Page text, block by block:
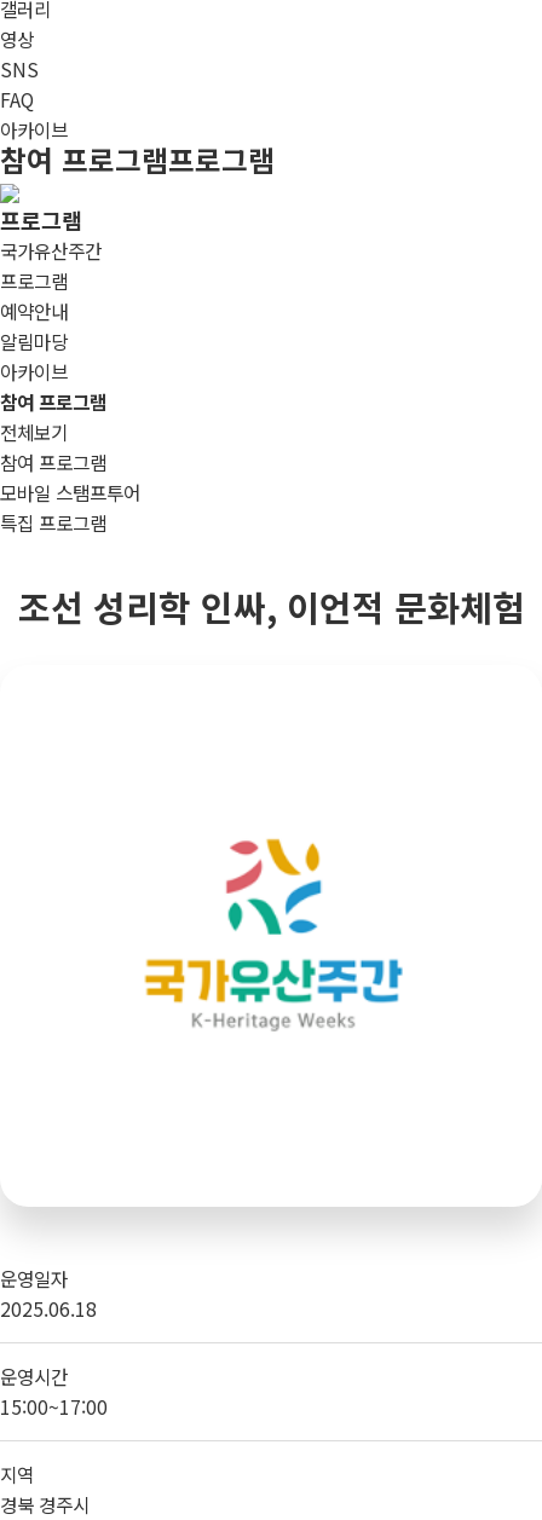
갤러리
영상
SNS
FAQ
아카이브
참여 프로그램프로그램
프로그램
국가유산주간
프로그램
예약안내
알림마당
아카이브
참여 프로그램
전체보기
참여 프로그램
모바일 스탬프투어
특집 프로그램
조선 성리학 인싸, 이언적 문화체험
운영일자
2025.06.18
운영시간
15:00~17:00
지역
경북 경주시